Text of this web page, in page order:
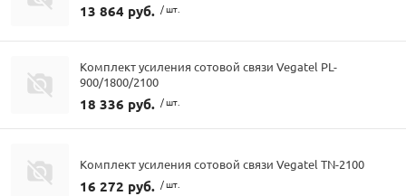
13 864 руб. / шт.
Комплект усиления сотовой связи Vegatel PL-
900/1800/2100
18 336 руб. / шт.
Комплект усиления сотовой связи Vegatel TN-2100
16 272 руб. / шт.